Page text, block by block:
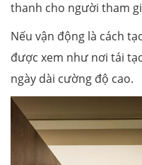
thanh cho người tham
Nếu vận động là cách
được xem như nơi tái
ngày dài cường độ cao.